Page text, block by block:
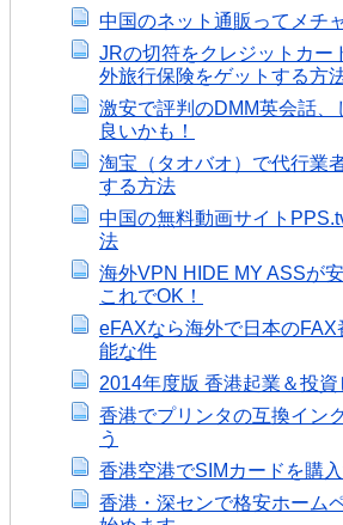
中国のネット通販ってメチ
JRの切符をクレジットカー
外旅行保険をゲットする方
激安で評判のDMM英会話、
良いかも！
淘宝（タオバオ）で代行業
する方法
中国の無料動画サイト
法
海外VPN HIDE MY ASSが
これでOK！
eFAXなら海外で日本の
能な件
2014年度版 香港起業＆投
香港でプリンタの互換イン
う
香港空港でSIMカードを購
香港・深センで格安ホーム